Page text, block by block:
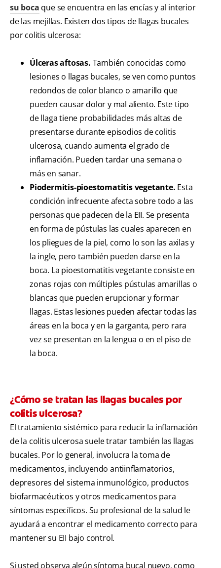
su boca que se encuentra en las encías y al interior
de las mejillas. Existen dos tipos de llagas bucales
por colitis ulcerosa:
Úlceras aftosas. También conocidas como
lesiones o llagas bucales, se ven como puntos
redondos de color blanco o amarillo que
pueden causar dolor y mal aliento. Este tipo
de llaga tiene probabilidades más altas de
presentarse durante episodios de colitis
ulcerosa, cuando aumenta el grado de
inflamación. Pueden tardar una semana o
más en sanar.
Piodermitis-pioestomatitis vegetante. Esta
condición infrecuente afecta sobre todo a las
personas que padecen de la EII. Se presenta
en forma de pústulas las cuales aparecen en
los pliegues de la piel, como lo son las axilas y
la ingle, pero también pueden darse en la
boca. La pioestomatitis vegetante consiste en
zonas rojas con múltiples pústulas amarillas o
blancas que pueden erupcionar y formar
llagas. Estas lesiones pueden afectar todas las
áreas en la boca y en la garganta, pero rara
vez se presentan en la lengua o en el piso de
la boca.
¿Cómo se tratan las llagas bucales por
colitis ulcerosa?
El tratamiento sistémico para reducir la inflamación
de la colitis ulcerosa suele tratar también las llagas
bucales. Por lo general, involucra la toma de
medicamentos, incluyendo antiinflamatorios,
depresores del sistema inmunológico, productos
biofarmacéuticos y otros medicamentos para
síntomas específicos. Su profesional de la salud le
ayudará a encontrar el medicamento correcto para
mantener su EII bajo control.
Si usted observa algún síntoma bucal nuevo, como